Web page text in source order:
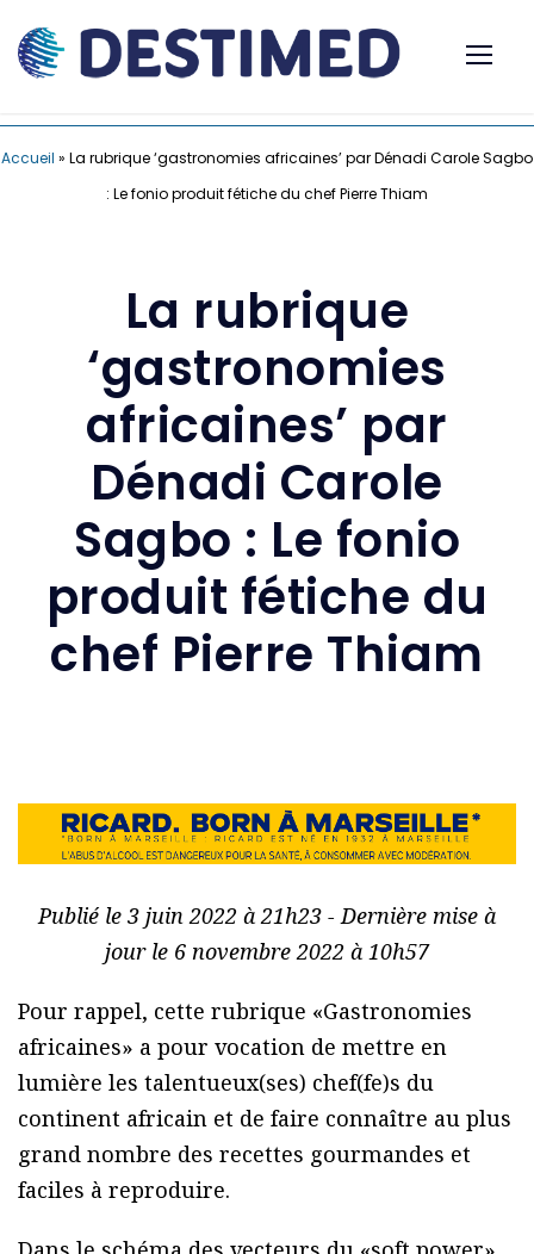
Accueil » La rubrique ‘gastronomies africaines’ par Dénadi Carole Sagbo
: Le fonio produit fétiche du chef Pierre Thiam
La rubrique
‘gastronomies
africaines’ par
Dénadi Carole
Sagbo : Le fonio
produit fétiche du
chef Pierre Thiam
Publié le 3 juin 2022 à 21h23 - Dernière mise à
jour le 6 novembre 2022 à 10h57
Pour rappel, cette rubrique «Gastronomies
africaines» a pour vocation de mettre en
lumière les talentueux(ses) chef(fe)s du
continent africain et de faire connaître au plus
grand nombre des recettes gourmandes et
faciles à reproduire.